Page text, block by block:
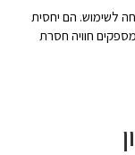
לשימוש. הם יחסית
חוויה חסרת